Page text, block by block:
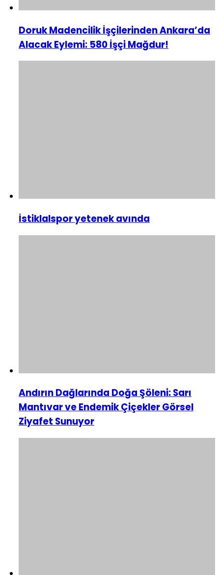
Doruk Madencilik İşçilerinden Ankara’da
Alacak Eylemi: 580 İşçi Mağdur!
İstiklalspor yetenek avında
Andırın Dağlarında Doğa Şöleni: Sarı
Mantıvar ve Endemik Çiçekler Görsel
Ziyafet Sunuyor